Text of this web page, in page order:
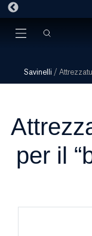
Savinelli /
per il